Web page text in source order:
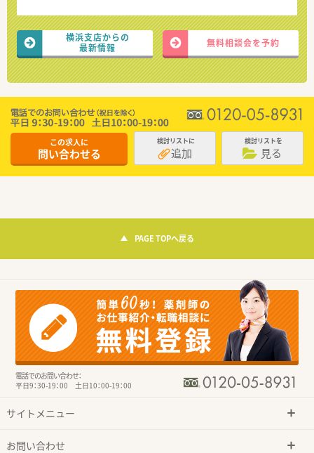
横浜支店からの
最新情報
無料相談会を予約
この求人に
問い合わせる
検討リストに
追加
検討リストを
見る
PAGE TOPへ戻る
電話でのお問い合わせ：
平日9：30-19：00 土日10：00-19：00
サイトメニュー
お問い合わせ